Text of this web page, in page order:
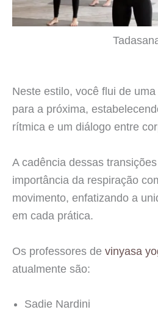
Neste estilo, você flui de
para a próxima,
rítmica e um diálogo entre
A cadência dessas
importância da respiração
movimento, enfatizando a
em cada prática.
Os professores de vinyasa
atualmente são:
Sadie Nardini